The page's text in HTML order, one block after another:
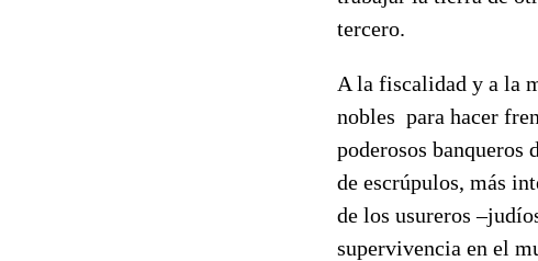
tercero.
A la fiscalidad y a la
nobles para hacer
poderosos banqueros
de escrúpulos, más
de los usureros
supervivencia en el